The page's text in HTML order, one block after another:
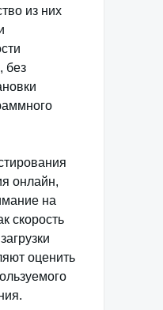
из них
без
онлайн,
на
скорость
оценить